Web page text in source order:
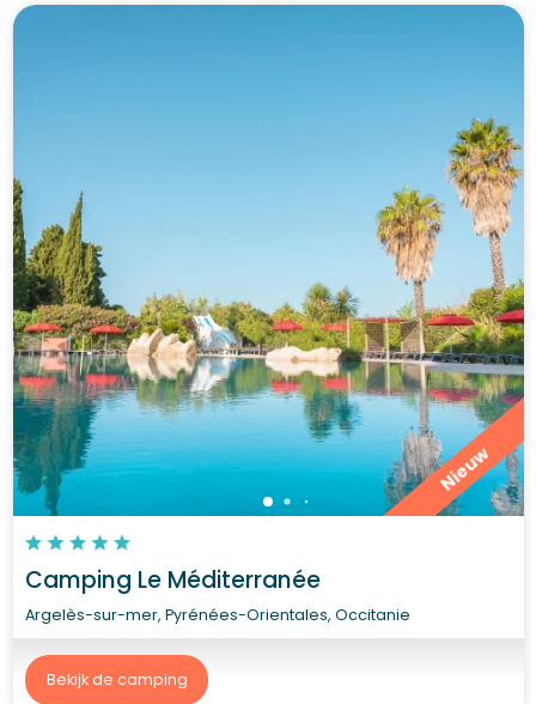
Nieuw
Camping Le Méditerranée
Argelès-sur-mer, Pyrénées-Orientales, Occitanie
Bekijk de camping